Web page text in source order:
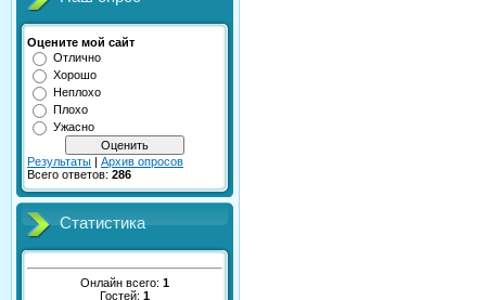
Оцените мой сайт
Отлично
Хорошо
Неплохо
Плохо
Ужасно
Результаты | Архив опросов
Всего ответов: 286
Статистика
Онлайн всего: 1
Гостей: 1